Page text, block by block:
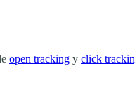
open tracking y click